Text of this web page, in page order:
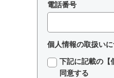
電話番号
個人情報の取扱い
下記に記載の【
同意する